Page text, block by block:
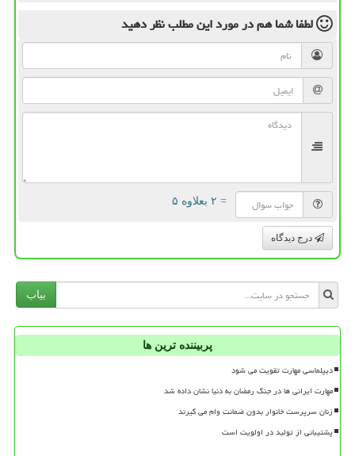
لطفا شما همدر مورد این مطلبنظر دهید
= ۲ بعلاوه ۵
درج دیدگاه
بیاب
پربیننده ترین ها
دیپلماسی مهارت تقویت می شود
مهارت ایرانی ها در جنگ رمضان به دنیا نشان داده شد
زنان سرپرست خانوار بدون ضمانت وام می گیرند
پشتیبانی از تولید در اولویت است